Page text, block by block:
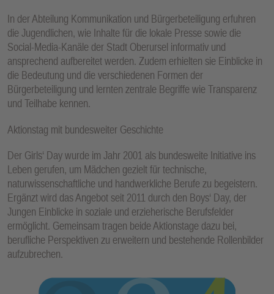
In der Abteilung Kommunikation und Bürgerbeteiligung erfuhren
die Jugendlichen, wie Inhalte für die lokale Presse sowie die
Social-Media-Kanäle der Stadt Oberursel informativ und
ansprechend aufbereitet werden. Zudem erhielten sie Einblicke in
die Bedeutung und die verschiedenen Formen der
Bürgerbeteiligung und lernten zentrale Begriffe wie Transparenz
und Teilhabe kennen.
Aktionstag mit bundesweiter Geschichte
Der Girls‘ Day wurde im Jahr 2001 als bundesweite Initiative ins
Leben gerufen, um Mädchen gezielt für technische,
naturwissenschaftliche und handwerkliche Berufe zu begeistern.
Ergänzt wird das Angebot seit 2011 durch den Boys‘ Day, der
Jungen Einblicke in soziale und erzieherische Berufsfelder
ermöglicht. Gemeinsam tragen beide Aktionstage dazu bei,
berufliche Perspektiven zu erweitern und bestehende Rollenbilder
aufzubrechen.